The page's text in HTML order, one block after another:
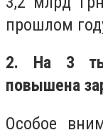
прошлом
2. На 3
повышена
Особое